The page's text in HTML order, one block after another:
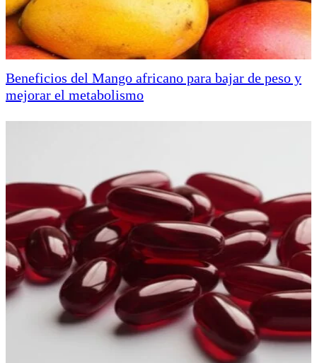
Beneficios del Mango africano para bajar de peso y
mejorar el metabolismo